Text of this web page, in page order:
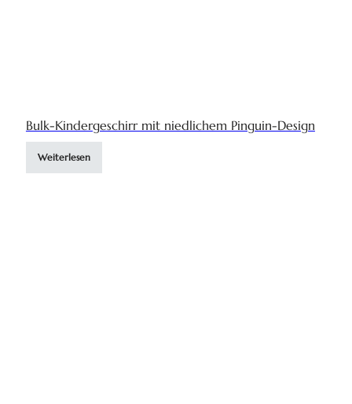
Bulk-Kindergeschirr mit niedlichem Pinguin-Design
Weiterlesen